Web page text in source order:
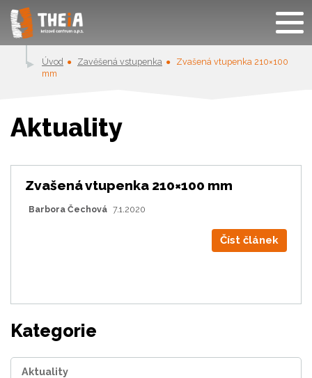
Úvod Zavěšená vstupenka
Zvašená vtupenka 210×100
mm
Aktuality
Zvašená vtupenka 210×100 mm
Barbora Čechová 7.1.2020
Číst článek
Kategorie
Aktuality